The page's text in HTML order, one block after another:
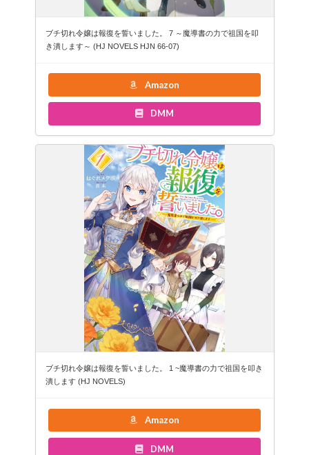
ブチ切れ令嬢は報復を誓いました。 7 ～魔導書の力で祖国を叩
き潰します～ (HJ NOVELS HJN 66-07)
Amazon
DMM
ブチ切れ令嬢は報復を誓いました。 1 ~魔導書の力で祖国を叩き
潰します (HJ NOVELS)
Amazon
DMM